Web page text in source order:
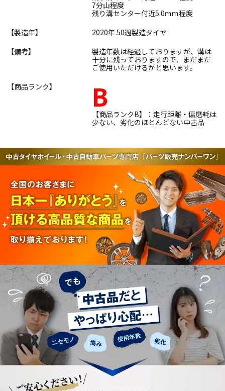
7分山程度
残り溝センター付近5.0ｍｍ程度
【製造年】
2020年 50週製造タイヤ
【備考】
製造年数は経過しておりますが、溝は
十分に残っておりますので、まだまだ
ご使用いただけるかと思います。
【商品ランク】
B
【商品ランクB】：走行距離・偏磨耗は
少ない、劣化のほとんどない中古品